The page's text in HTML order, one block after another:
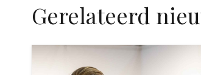
Gerelateerd